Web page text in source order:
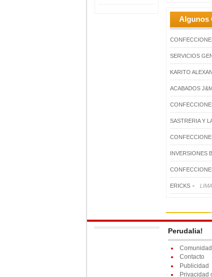
Algunos
SERVICIOS
KARITO
ACABADOS J&M
SASTRERIA Y
INVERSIONES
ERICKS -
Perudalia!
Comunidad
Contacto
Publicidad
Privacidad